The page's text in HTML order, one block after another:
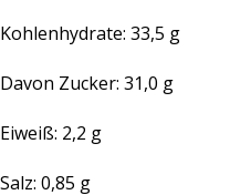
Kohlenhydrate: 33,5 g
Davon Zucker: 31,0 g
Eiweiß: 2,2 g
Salz: 0,85 g